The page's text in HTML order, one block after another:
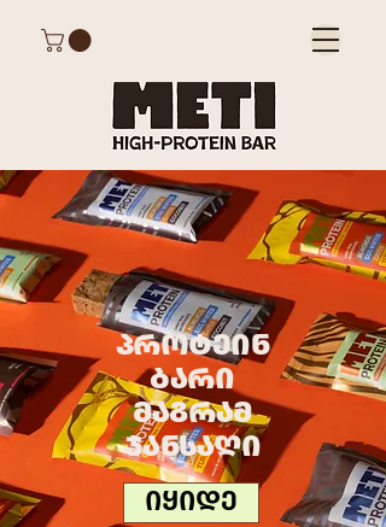
ᲞᲠᲝᲢᲔᲘᲜ
ᲑᲐᲠᲘ
ᲛᲐᲒᲠᲐᲛ
ᲯᲐᲜᲡᲐᲦᲘ
ᲘᲧᲘᲓᲔ